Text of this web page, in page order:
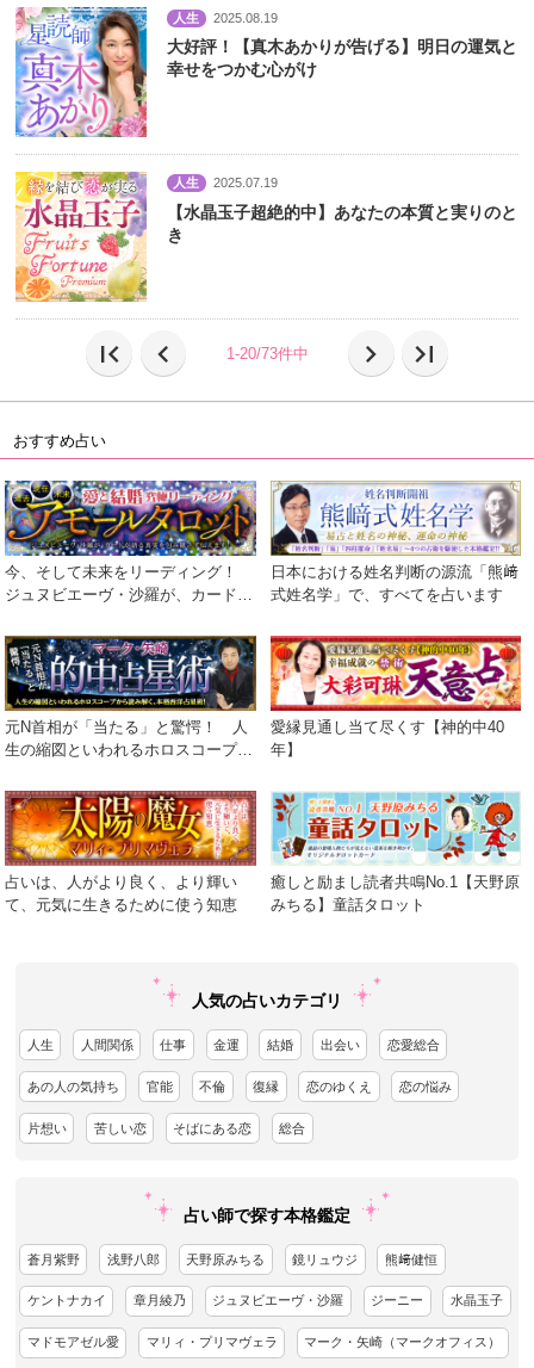
人生 2025.08.19
大好評！【真木あかりが告げる】明日の運気と
幸せをつかむ心がけ
人生 2025.07.19
【水晶玉子超絶的中】あなたの本質と実りのと
き
first_page chevron_left 1-20/73件中 chevron_right last_page
おすすめ占い
今、そして未来をリーディング！
ジュヌビエーヴ・沙羅が、カードが
日本における姓名判断の源流「熊﨑
式姓名学」で、すべてを占います
元N首相が「当たる」と驚愕！ 人
生の縮図といわれるホロスコープか
愛縁見通し当て尽くす【神的中40
年】
占いは、人がより良く、より輝い
て、元気に生きるために使う知恵
癒しと励まし読者共鳴No.1【天野原
みちる】童話タロット
人気の占いカテゴリ
人生 人間関係 仕事 金運 結婚 出会い 恋愛総合
あの人の気持ち 官能 不倫 復縁 恋のゆくえ 恋の悩み
片想い 苦しい恋 そばにある恋 総合
占い師で探す本格鑑定
蒼月紫野 浅野八郎 天野原みちる 鏡リュウジ 熊﨑健恒
ケントナカイ 章月綾乃 ジュヌビエーヴ・沙羅 ジーニー 水晶玉子
マドモアゼル愛 マリィ・プリマヴェラ マーク・矢崎（マークオフィス）